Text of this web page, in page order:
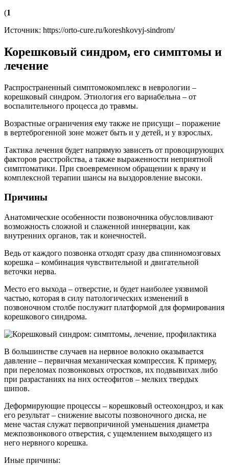
(1
Источник: https://orto-cure.ru/koreshkovyj-sindrom/
Корешковый синдром, его симптомы и
лечение
Распространенный симптомокомплекс в неврологии –
корешковый синдром. Этиология его вариабельна – от
воспалительного процесса до травмы.
Возрастные ограничения ему также не присущи – поражение
в вертеброгенной зоне может быть и у детей, и у взрослых.
Тактика лечения будет напрямую зависеть от провоцирующих
факторов расстройства, а также выраженности неприятной
симптоматики. При своевременном обращении к врачу и
комплексной терапии шансы на выздоровление высоки.
Причины
Анатомические особенности позвоночника обусловливают
возможность сложной и слаженной иннервации, как
внутренних органов, так и конечностей.
Ведь от каждого позвонка отходят сразу два спинномозговых
корешка – комбинация чувствительной и двигательной
веточки нерва.
Место его выхода – отверстие, и будет наиболее уязвимой
частью, которая в силу патологических изменений в
позвоночном столбе послужит платформой для формирования
корешкового синдрома.
В большинстве случаев на нервное волокно оказывается
давление – первичная механическая компрессия. К примеру,
при переломах позвонковых отростков, их подвывихах либо
при разрастаниях на них остеофитов – мелких твердых
шипов.
Деформирующие процессы – корешковый остеохондроз, и как
его результат – снижение высоты позвоночного диска, не
мене частая служат первопричиной уменьшения диаметра
межпозвонкового отверстия, с ущемлением выходящего из
него нервного корешка.
Иные причины: